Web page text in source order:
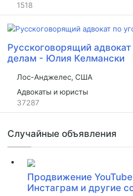
1518
Русскоговорящий
делам - Юлия Келмански
Лос-Анджелес, США
Адвокаты и юристы
37287
Случайные объявления
Продвижение
Инстаграм и другие